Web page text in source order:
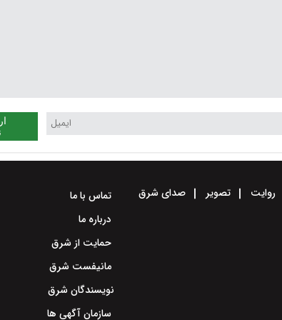
روایت تصویر صدای شرق
تماس با ما
درباره ما
حمایت از شرق
مانیفست شرق
نویسندگان شرق
سازمان آگهی ها